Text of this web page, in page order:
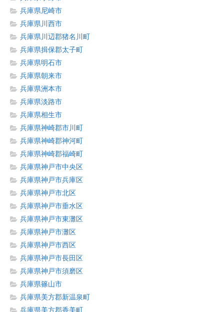
兵庫県尼崎市
兵庫県川西市
兵庫県川辺郡猪名川町
兵庫県揖保郡太子町
兵庫県明石市
兵庫県朝来市
兵庫県洲本市
兵庫県淡路市
兵庫県相生市
兵庫県神崎郡市川町
兵庫県神崎郡神河町
兵庫県神崎郡福崎町
兵庫県神戸市中央区
兵庫県神戸市兵庫区
兵庫県神戸市北区
兵庫県神戸市垂水区
兵庫県神戸市東灘区
兵庫県神戸市灘区
兵庫県神戸市西区
兵庫県神戸市長田区
兵庫県神戸市須磨区
兵庫県篠山市
兵庫県美方郡新温泉町
兵庫県美方郡香美町